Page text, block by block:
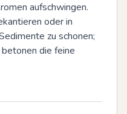
aufschwingen.
oder in
zu schonen;
die feine